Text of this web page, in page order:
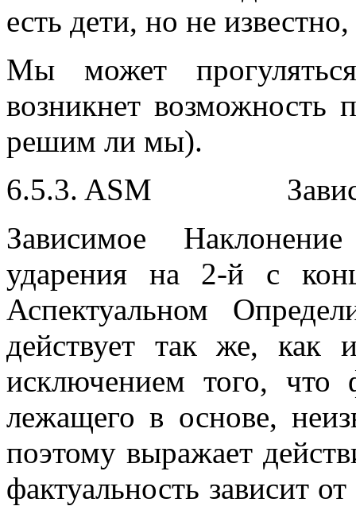
есть дети, но не
Мы может
возникнет возможность
решим ли мы).
6.5.3. ASM
Зависимое
ударения на 2-й с
Аспектуальном
действует так же, как
исключением того, что
лежащего в основе,
поэтому выражает
фактуальность зависит